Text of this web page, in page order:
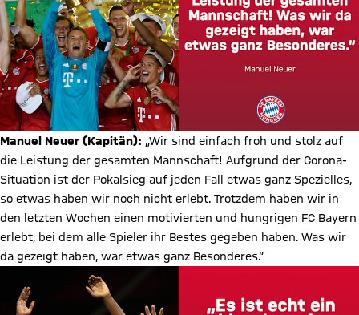
Manuel Neuer (Kapitän): „Wir sind einfach froh und stolz auf
die Leistung der gesamten Mannschaft! Aufgrund der Corona-
Situation ist der Pokalsieg auf jeden Fall etwas ganz Spezielles,
so etwas haben wir noch nicht erlebt. Trotzdem haben wir in
den letzten Wochen einen motivierten und hungrigen FC Bayern
erlebt, bei dem alle Spieler ihr Bestes gegeben haben. Was wir
da gezeigt haben, war etwas ganz Besonderes.“